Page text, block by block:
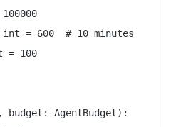
100000
= 600  # 10 minutes
= 100
budget: AgentBudget):